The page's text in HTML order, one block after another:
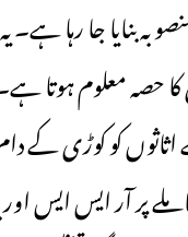
بنایا جا رہا
حصہ معلوم ہوتا
کو کوڑی کے دام
پر آر ایس ایس اور